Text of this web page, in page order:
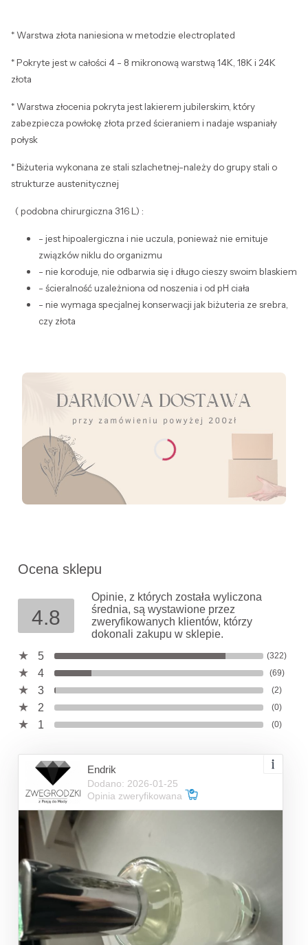
* Warstwa złota naniesiona w metodzie electroplated
* Pokryte jest w całości 4 - 8 mikronową warstwą 14K, 18K i 24K
złota
* Warstwa złocenia pokryta jest lakierem jubilerskim, który
zabezpiecza powłokę złota przed ścieraniem i nadaje wspaniały
połysk
* Biżuteria wykonana ze stali szlachetnej-należy do grupy stali o
strukturze austenitycznej
( podobna chirurgiczna 316 L) :
- jest hipoalergiczna i nie uczula, ponieważ nie emituje
związków niklu do organizmu
- nie koroduje, nie odbarwia się i długo cieszy swoim blaskiem
- ścieralność uzależniona od noszenia i od pH ciała
- nie wymaga specjalnej konserwacji jak biżuteria ze srebra,
czy złota
Ocena sklepu
4.8
Opinie, z których została wyliczona
średnia, są wystawione przez
zweryfikowanych klientów, którzy
dokonali zakupu w sklepie.
5
(322)
4 (69)
3 (2)
2 (0)
1 (0)
Endrik
Dodano: 2026-01-25
Opinia zweryfikowana